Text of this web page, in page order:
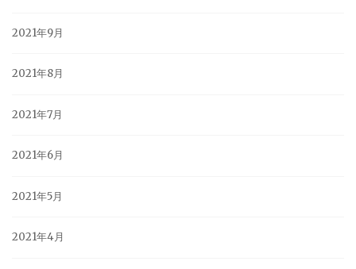
2021年9月
2021年8月
2021年7月
2021年6月
2021年5月
2021年4月